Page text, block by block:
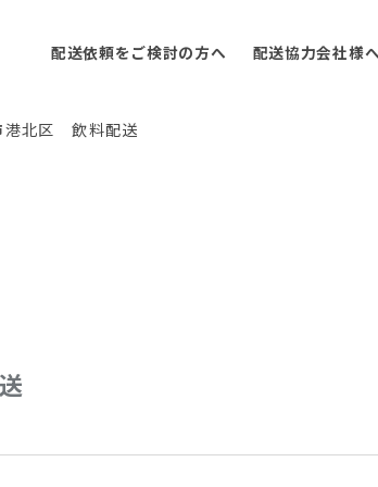
配送依頼をご検討の方へ 配送協力会社様へ
港北区 飲料配送